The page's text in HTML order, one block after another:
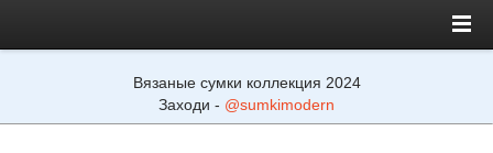
Вязаные сумки коллекция 2024
Заходи - @sumkimodern